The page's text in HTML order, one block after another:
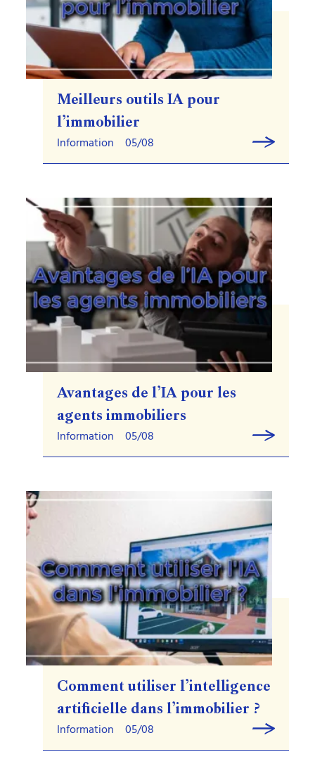
Meilleurs outils IA pour
l’immobilier
Information 05/08
Avantages de l’IA pour les
agents immobiliers
Information 05/08
Comment utiliser l’intelligence
artificielle dans l’immobilier ?
Information 05/08